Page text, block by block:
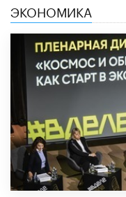
ЭКОНОМИКА